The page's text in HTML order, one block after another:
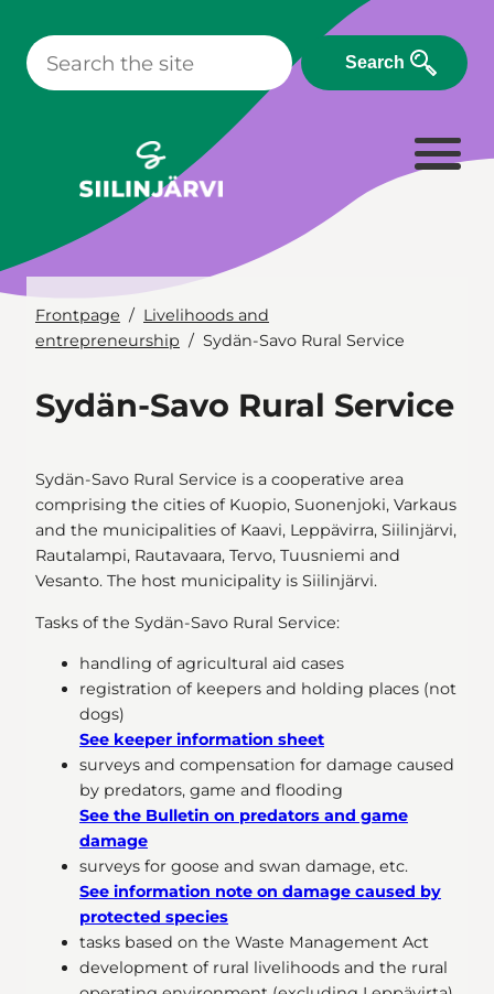
content
Search
Frontpage
Livelihoods and
entrepreneurship
Sydän-Savo Rural Service
Sydän-Savo Rural Service
Sydän-Savo Rural Service is a cooperative area
comprising the cities of Kuopio, Suonenjoki, Varkaus
and the municipalities of Kaavi, Leppävirra, Siilinjärvi,
Rautalampi, Rautavaara, Tervo, Tuusniemi and
Vesanto. The host municipality is Siilinjärvi.
Tasks of the Sydän-Savo Rural Service:
handling of agricultural aid cases
registration of keepers and holding places (not
dogs)
See keeper information sheet
surveys and compensation for damage caused
by predators, game and flooding
See the Bulletin on predators and game
damage
surveys for goose and swan damage, etc.
See information note on damage caused by
protected species
tasks based on the Waste Management Act
development of rural livelihoods and the rural